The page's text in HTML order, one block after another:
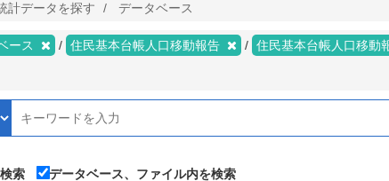
計データを探す データベース
ース 住民基本台帳人口移動報告 住民基本台帳人口移動
索
データベース、ファイル内を検索